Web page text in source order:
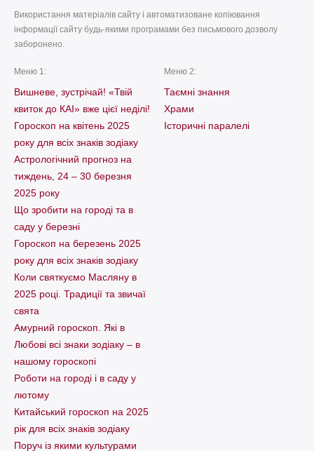
Використання матеріалів сайту і автоматизоване копіювання
інформації сайту будь-якими програмами без письмового дозволу
заборонено.
Меню 1:
Вишневе, зустрічай! «Твій
квиток до КАІ» вже цієї неділі!
Гороскоп на квітень 2025
року для всіх знаків зодіаку
Астрологічний прогноз на
тиждень, 24 – 30 березня
2025 року
Що зробити на городі та в
саду у березні
Гороскоп на березень 2025
року для всіх знаків зодіаку
Коли святкуємо Масляну в
2025 році. Традиції та звичаї
свята
Амурний гороскоп. Які в
Любові всі знаки зодіаку – в
нашому гороскопі
Pоботи на городі і в саду у
лютому
Китайський гороскоп на 2025
рік для всіх знаків зодіаку
Поруч із якими культурами
Меню 2:
Таємні знання
Храми
Історичні паралелі